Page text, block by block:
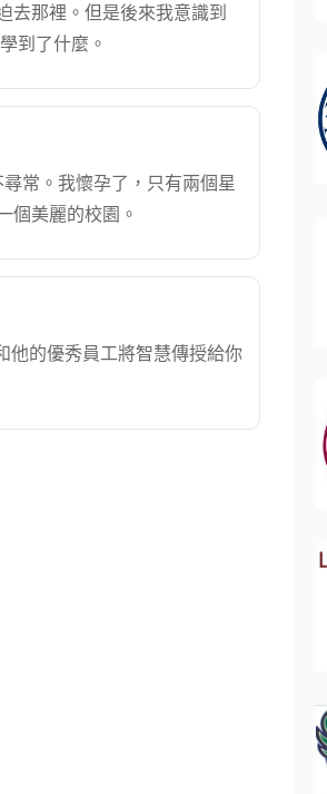
去那裡。但是後來我意識到
到了什麼。
常。我懷孕了，只有兩個星
個美麗的校園。
他的優秀員工將智慧傳授給你